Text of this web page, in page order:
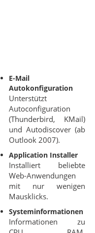
E-Mail
Autokonfiguration
Unterstützt
Autoconfiguration
(Thunderbird, KMail)
und Autodiscover (ab
Outlook 2007).
Application Installer
Installiert beliebte
Web-Anwendungen
mit nur wenigen
Mausklicks.
Systeminformationen
Informationen zu